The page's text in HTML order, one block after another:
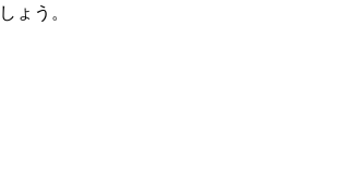
ょう。